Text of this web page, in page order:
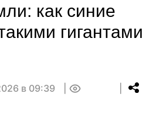
как синие
гигантами
в 09:39